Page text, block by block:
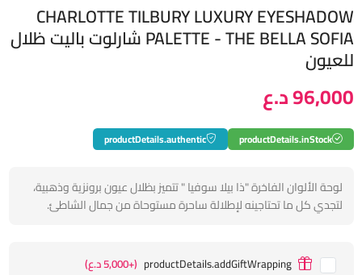
CHARLOTTE TILBURY LUXURY EYESHADOW
PALETTE - THE BELLA SOFIA شارلوت باليت ظلال
للعيون
96,000 د.ع
productDetails.inStock
productDetails.authentic
لوحة الألوان الفاخرة "ذا بيلا سوفيا " تتميز بظلال عيون برونزية وذهبية،
لتجدي كل ما تحتاجينه لإطلالة ساحرة مستوحاة من جمال الشاطئ.
productDetails.addGiftWrapping (+5,000 د.ع)